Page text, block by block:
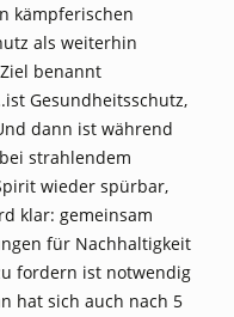
kämpferischen
als weiterhin
benannt
Gesundheitsschutz,
dann ist während
strahlendem
wieder spürbar,
klar: gemeinsam
für Nachhaltigkeit
fordern ist notwendig
hat sich auch nach 5